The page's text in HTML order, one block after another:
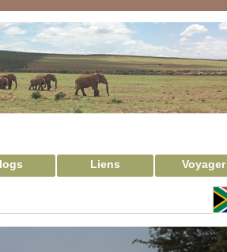
Liens Voyager